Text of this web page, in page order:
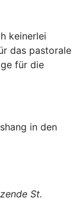
keinerlei
das pastorale
für die
in den
St.